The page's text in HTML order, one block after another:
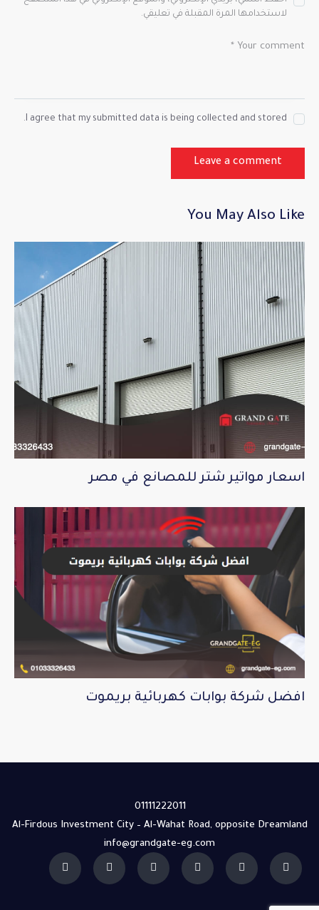
لاستخدامها المرة المقبلة في تعليقي.
I agree that my submitted data is being collected and stored.
You May Also Like
اسعار مواتير شتر للمصانع في مصر
افضل شركة بوابات كهربائية بريموت
01111222011
Al-Firdous Investment City – Al-Wahat Road, opposite Dreamland
info@grandgate-eg.com